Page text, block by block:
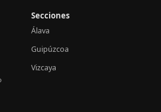
Secciones
Álava
Guipúzcoa
Vizcaya